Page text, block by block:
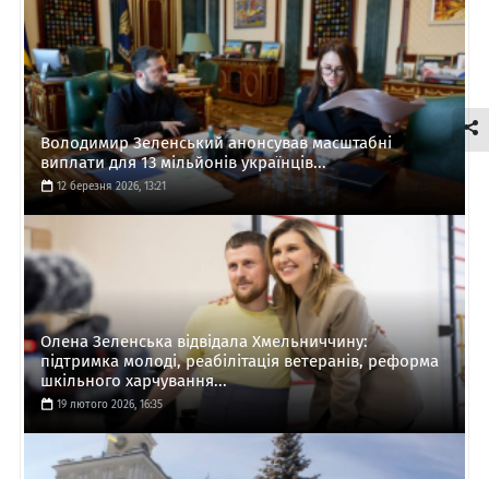
Володимир Зеленський анонсував масштабні
виплати для 13 мільйонів українців...
12 березня 2026, 13:21
Олена Зеленська відвідала Хмельниччину:
підтримка молоді, реабілітація ветеранів, реформа
шкільного харчування...
19 лютого 2026, 16:35